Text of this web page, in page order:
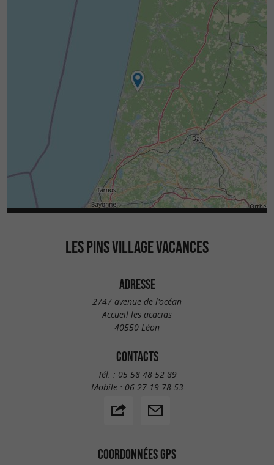
LES PINS VILLAGE VACANCES
ADRESSE
2747 avenue de l'océan
Accueil les acacias
40550 Léon
CONTACTS
Tél. : 05 58 48 52 89
Mobile : 06 27 19 78 53
COORDONNÉES GPS